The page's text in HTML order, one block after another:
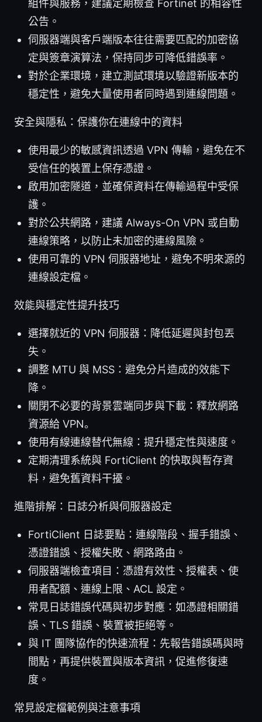
組件與服務，建議定期檢查 Fortinet 的相容性
公告。
伺服器端與客戶端版本往往需要匹配的加密協
定與簽章演算法，保持同步可降低錯誤率。
對於企業環境，建立測試環境以驗證新版本的
穩定性，避免大量使用者同時遇到連線問題。
安全與隱私：保護你在連線中的資料
使用最少的敏感資訊透過 VPN 傳輸，避免在不
受信任的裝置上保存憑證。
啟用加密隧道，並確保資料在傳輸過程中受保
護。
對於公共網路，建議 Always-On VPN 或自動
連線策略，以防止未加密的連線風險。
使用可靠的 VPN 伺服器地址，避免不明來源的
連線設定檔。
效能與穩定性提升技巧
選擇就近的 VPN 伺服器：降低延遲與封包丟
失。
調整 MTU 與 MSS：避免分片造成的效能下
降。
關閉不必要的背景雲端同步與下載：釋放網路
資源給 VPN。
使用有線連線替代無線：提升穩定性與速度。
定期清理系統與 FortiClient 的快取與暫存資
料，避免舊資料干擾。
進階排解：日誌分析與伺服器設定
FortiClient 日誌要點：連線階段、握手錯誤、
憑證錯誤、授權失敗、網路路由。
伺服器端檢查項目：憑證有效性、授權表、使
用者配額、連線上限、ACL 設定。
常見日誌錯誤代碼與初步對應：如憑證相關錯
誤、TLS 錯誤、裝置被拒絕等。
與 IT 團隊協作的快速流程：先報告錯誤碼與時
間點，再提供裝置與版本資訊，促進修復速
度。
常見設定檔範例與注意事項